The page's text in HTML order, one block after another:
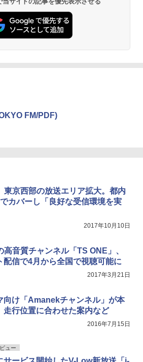
FM/PDF)
東京西部の放送エリア拡大。都内
カバーし「良好な受信環境を実
2017年10月10日
高音質チャンネル「TS ONE」、
配信で4月から全国で視聴可能に
2017年3月21日
向け「Amanekチャンネル」が本
走行位置に合わせた案内など
2016年7月15日
ュー